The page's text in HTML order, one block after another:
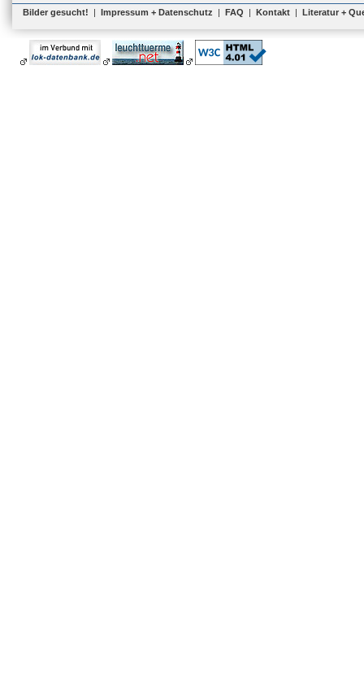
Bilder gesucht! | Impressum + Datenschutz | FAQ | Kontakt | Literatur +